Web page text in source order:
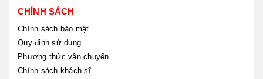
CHÍNH SÁCH
Chính sách bảo mật
Quy định sử dụng
Phương thức vận chuyển
Chính sách khách sĩ